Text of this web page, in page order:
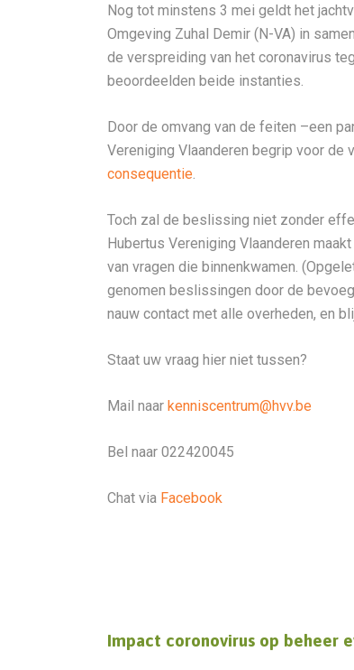
Nog tot minstens 3 mei geldt het
Omgeving Zuhal Demir (N-VA) in
de verspreiding van het coronavirus
beoordeelden beide instanties.
Door de omvang van de feiten –een
Vereniging Vlaanderen begrip voor de
consequentie.
Toch zal de beslissing niet zonder
Hubertus Vereniging Vlaanderen
van vragen die binnenkwamen.
genomen beslissingen door de
nauw contact met alle overheden, en
Staat uw vraag hier niet tussen?
Mail naar kenniscentrum@hvv.be
Bel naar 022420045
Chat via Facebook
Impact coronovirus op beheer